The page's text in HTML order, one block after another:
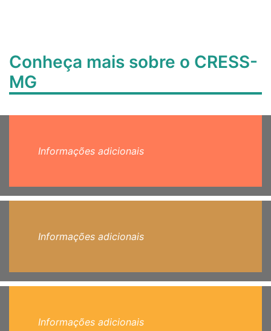
Conheça mais sobre o CRESS-
MG
Informações adicionais
Informações adicionais
Informações adicionais